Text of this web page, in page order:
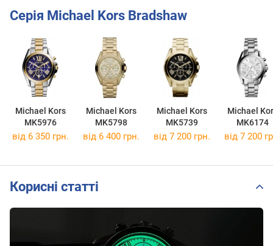
Серія Michael Kors Bradshaw
Michael Kors
MK5976
Michael Kors
MK5798
Michael Kors
MK5739
Michael
MK6174
від 6 350 грн. від 6 400 грн. від 7 200 грн. від 7 200
Корисні статті